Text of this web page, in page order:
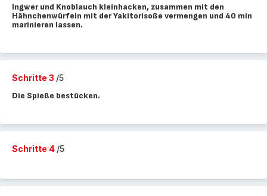
Ingwer und Knoblauch kleinhacken, zusammen mit den
Hähnchenwürfeln mit der Yakitorisoße vermengen und 40 min
marinieren lassen.
Schritte 3 /5
Die Spieße bestücken.
Schritte 4 /5